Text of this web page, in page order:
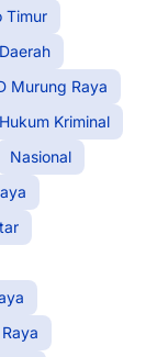
Timur
Daerah
Murung Raya
Hukum Kriminal
Nasional